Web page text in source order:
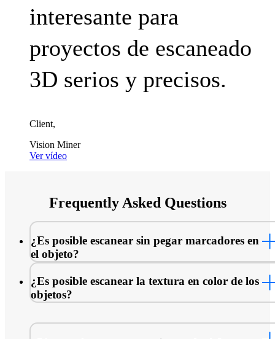
interesante para
proyectos de escaneado
3D serios y precisos.
Client,
Vision Miner
Ver vídeo
Frequently Asked Questions
¿Es posible escanear sin pegar marcadores en
el objeto?
Sí. FreeScan Combo es un escáner de doble fuente de luz, y la
fuente de luz infrarroja se puede utilizar directamente para
piezas con muchas características rápidamente sin necesidad de
¿Es posible escanear la textura en color de los
objetos?
información de textura del objeto.